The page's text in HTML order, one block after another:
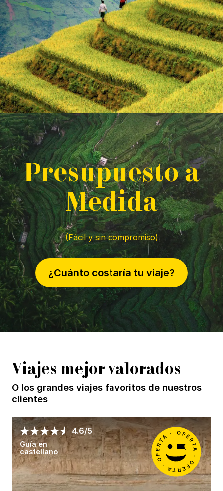
Presupuesto a
Medida
(Fácil y sin compromiso)
¿Cuánto costaría tu viaje?
Viajes mejor valorados
O los grandes viajes favoritos de nuestros
clientes
4.6/5
Guía en
castellano